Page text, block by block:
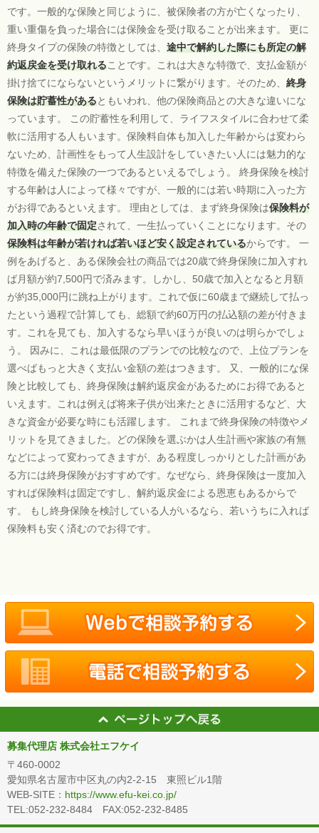
です。一般的な保険と同じように、被保険者の方が亡くなったり、
重い重傷を負った場合には保険金を受け取ることが出来ます。 更に
終身タイプの保険の特徴としては、 途中で解約した際にも所定の解
約返戻金を受け取れることです。これは大きな特徴で、支払金額が
掛け捨てにならないというメリットに繋がります。そのため、 終身
保険は貯蓄性があるともいわれ、他の保険商品との大きな違いにな
っています。 この貯蓄性を利用して、ライフスタイルに合わせて柔
軟に活用する人もいます。保険料自体も加入した年齢からは変わら
ないため、計画性をもって人生設計をしていきたい人には魅力的な
特徴を備えた保険の一つであるといえるでしょう。 終身保険を検討
する年齢は人によって様々ですが、一般的には若い時期に入った方
がお得であるといえます。 理由としては、まず終身保険は保険料が
加入時の年齢で固定されて、一生払っていくことになります。その
保険料は年齢が若ければ若いほど安く設定されているからです。 一
例をあげると、ある保険会社の商品では20歳で終身保険に加入すれ
ば月額が約7,500円で済みます。しかし、50歳で加入となると月額
が約35,000円に跳ね上がります。これで仮に60歳まで継続して払っ
たという過程で計算しても、総額で約60万円の払込額の差が付きま
す。これを見ても、加入するなら早いほうが良いのは明らかでしょ
う。 因みに、これは最低限のプランでの比較なので、上位プランを
選べばもっと大きく支払い金額の差はつきます。 又、一般的にな保
険と比較しても、終身保険は解約返戻金があるためにお得であると
いえます。これは例えば将来子供が出来たときに活用するなど、大
きな資金が必要な時にも活躍します。 これまで終身保険の特徴やメ
リットを見てきました。どの保険を選ぶかは人生計画や家族の有無
などによって変わってきますが、ある程度しっかりとした計画があ
る方には終身保険がおすすめです。なぜなら、終身保険は一度加入
すれば保険料は固定ですし、解約返戻金による恩恵もあるからで
す。 もし終身保険を検討している人がいるなら、若いうちに入れば
保険料も安く済むのでお得です。
募集代理店 株式会社エフケイ
〒460-0002
愛知県名古屋市中区丸の内2-2-15 東照ビル1階
WEB-SITE： https://www.efu-kei.co.jp/
TEL:052-232-8484 FAX:052-232-8485